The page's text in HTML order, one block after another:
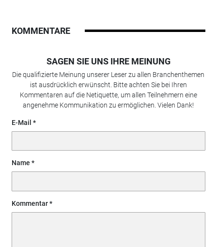
KOMMENTARE
SAGEN SIE UNS IHRE MEINUNG
Die qualifizierte Meinung unserer Leser zu allen Branchenthemen
ist ausdrücklich erwünscht. Bitte achten Sie bei Ihren
Kommentaren auf die Netiquette, um allen Teilnehmern eine
angenehme Kommunikation zu ermöglichen. Vielen Dank!
E-Mail
Name
Kommentar